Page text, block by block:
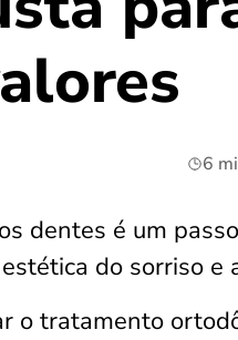
6
dentes é um
do sorriso e
o tratamento